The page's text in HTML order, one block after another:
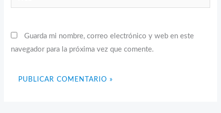
Guarda mi nombre, correo electrónico y web en este
navegador para la próxima vez que comente.